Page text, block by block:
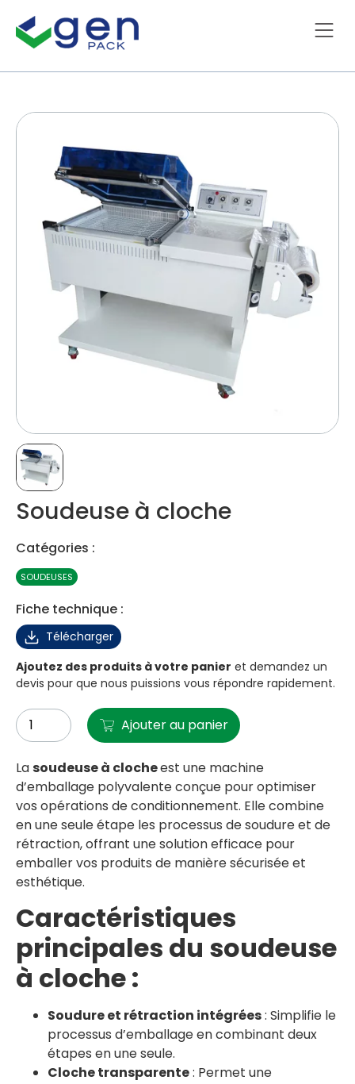
Soudeuse à cloche
Catégories :
SOUDEUSES
Fiche technique :
Télécharger
Ajoutez des produits à votre panier et demandez un
devis pour que nous puissions vous répondre rapidement.
Ajouter au panier
Lasoudeuse à clocheest une machine
d’emballage polyvalente conçue pour optimiser
vos opérations de conditionnement. Elle combine
en une seule étape les processus de soudure et de
rétraction, offrant une solution efficace pour
emballer vos produits de manière sécurisée et
esthétique.
Caractéristiques
principales du soudeuse
à cloche :
Soudure et rétraction intégrées: Simplifie le
processus d’emballage en combinant deux
étapes en une seule.
Cloche transparente: Permet une